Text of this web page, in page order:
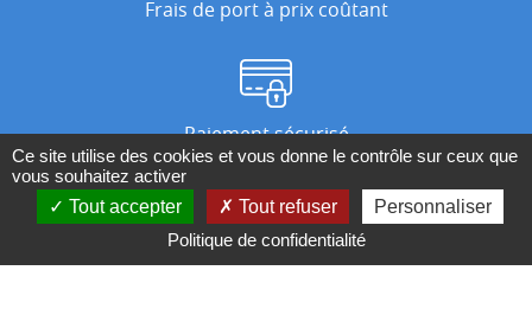
Frais de port à prix coûtant
Paiement sécurisé
Nos magasins
Ce site utilise des cookies et vous donne le contrôle sur ceux que
vous souhaitez activer
Tout accepter
Tout refuser
Personnaliser
Politique de confidentialité